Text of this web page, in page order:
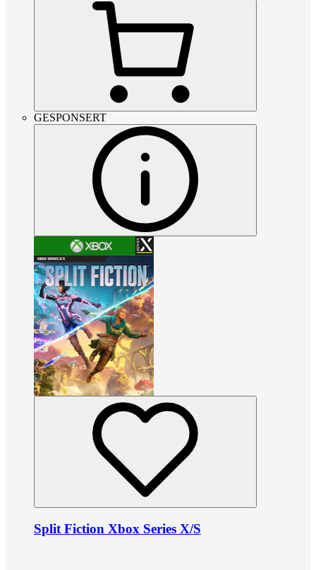
GESPONSERT
Split Fiction Xbox Series X/S